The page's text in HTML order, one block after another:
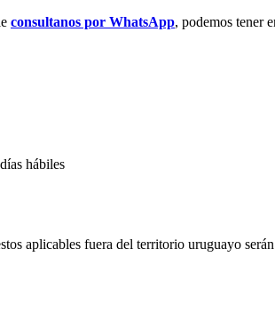
consultanos por WhatsApp, podemos tener
hábiles
aplicables fuera del territorio uruguayo